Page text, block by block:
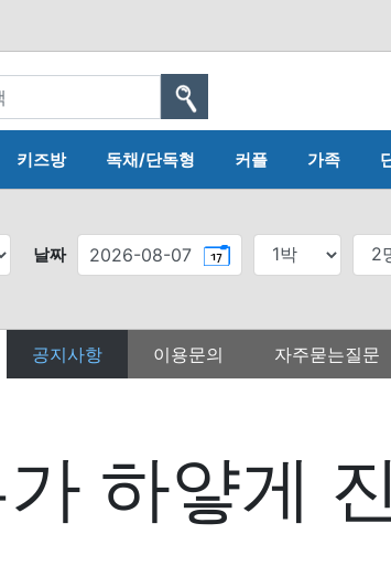
키즈방 독채/단독형 커플 가족
날짜
공지사항 이용문의 자주묻는질문
하얗게